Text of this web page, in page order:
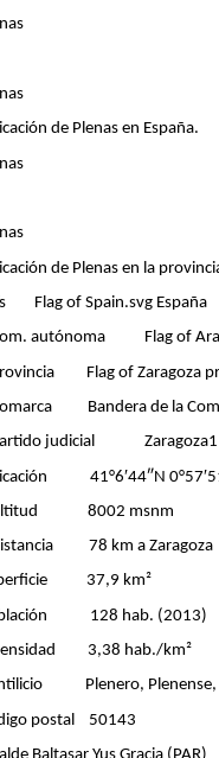
de Plenas en España.
de Plenas en la
Flag of Spain.svg España
autónoma Flag of
Flag of Zaragoza
Bandera de la
judicial Zaragoza1
41°6′44″N
8002 msnm
78 km a Zaragoza
37,9 km²
128 hab. (2013)
3,38 hab./km²
Plenero, Plenense,
postal 50143